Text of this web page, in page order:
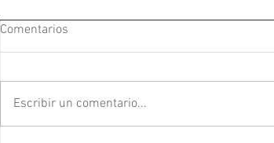
Comentarios
Escribir un comentario...